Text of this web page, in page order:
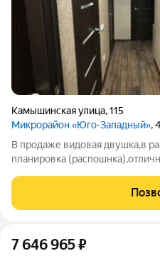
Камышинская улица,115
Микрорайон «Юго-Западный»,
В продаже видовая двушка,в
планировка
,магазины ,все в шаговой
7 646 965₽